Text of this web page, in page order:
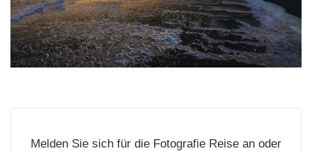
Melden Sie sich für die Fotografie Reise an oder